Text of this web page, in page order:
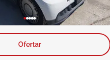
Ofertar